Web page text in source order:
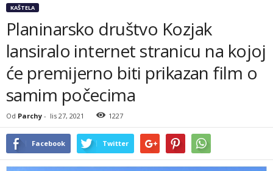
KAŠTELA
Planinarsko društvo Kozjak
lansiralo internet stranicu na kojoj
će premijerno biti prikazan film o
samim počecima
Od Parchy - lis 27, 2021 1227
Facebook Twitter